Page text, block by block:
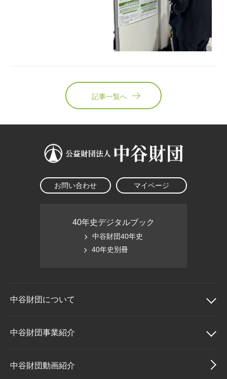
記事一覧へ
お問い合わせ マイページ
40年史デジタルブック
中谷財団40年史
40年史別冊
中谷財団について
中谷財団について
理事長挨拶
中谷財団事業紹介
中谷財団事業紹介
中谷財団動画紹介